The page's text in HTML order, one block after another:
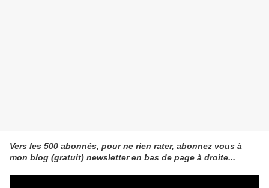
Vers les 500 abonnés, pour ne rien rater, abonnez vous à
mon blog (gratuit) newsletter en bas de page à droite...